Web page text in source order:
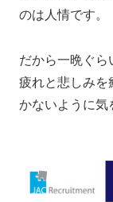
のは人情です。
だから一晩ぐら
疲れと悲しみを
かないように気